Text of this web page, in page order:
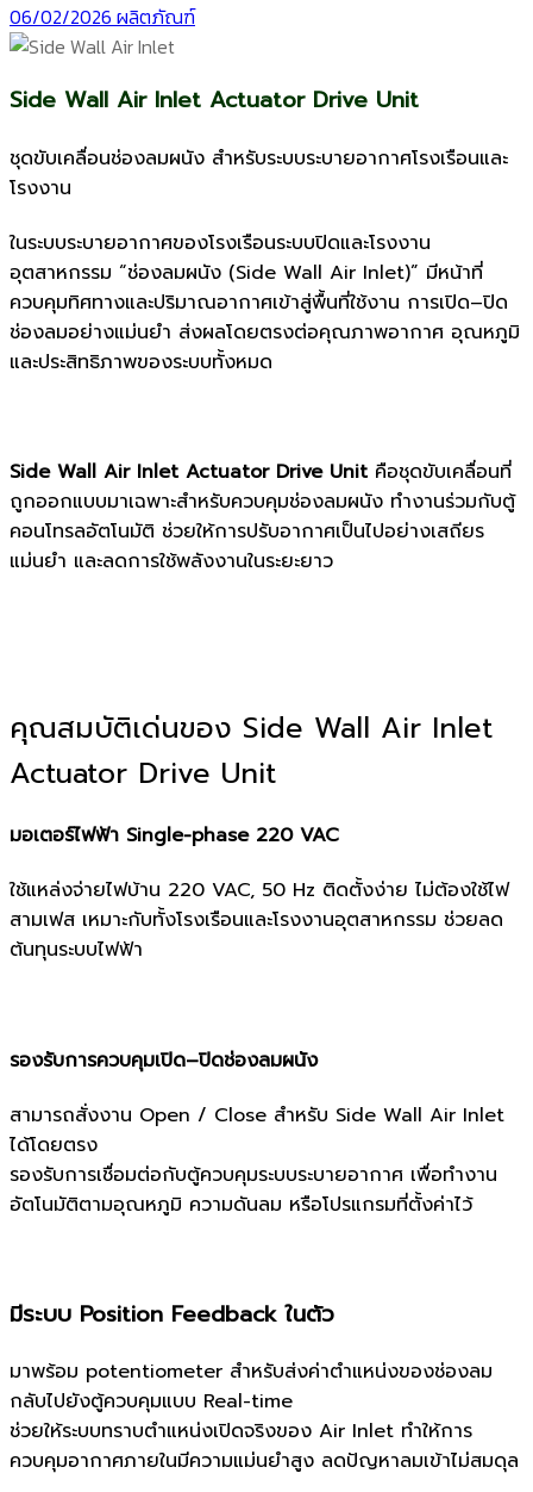
06/02/2026 ผลิตภัณฑ์
Side Wall Air Inlet Actuator Drive Unit
ชุดขับเคลื่อนช่องลมผนัง สำหรับระบบระบายอากาศโรงเรือนและ
โรงงาน
ในระบบระบายอากาศของโรงเรือนระบบปิดและโรงงาน
อุตสาหกรรม “ช่องลมผนัง (Side Wall Air Inlet)” มีหน้าที่
ควบคุมทิศทางและปริมาณอากาศเข้าสู่พื้นที่ใช้งาน การเปิด–ปิด
ช่องลมอย่างแม่นยำ ส่งผลโดยตรงต่อคุณภาพอากาศ อุณหภูมิ
และประสิทธิภาพของระบบทั้งหมด
Side Wall Air Inlet Actuator Drive Unit คือชุดขับเคลื่อนที่
ถูกออกแบบมาเฉพาะสำหรับควบคุมช่องลมผนัง ทำงานร่วมกับตู้
คอนโทรลอัตโนมัติ ช่วยให้การปรับอากาศเป็นไปอย่างเสถียร
แม่นยำ และลดการใช้พลังงานในระยะยาว
คุณสมบัติเด่นของ Side Wall Air Inlet
Actuator Drive Unit
มอเตอร์ไฟฟ้า Single-phase 220 VAC
ใช้แหล่งจ่ายไฟบ้าน 220 VAC, 50 Hz ติดตั้งง่าย ไม่ต้องใช้ไฟ
สามเฟส เหมาะกับทั้งโรงเรือนและโรงงานอุตสาหกรรม ช่วยลด
ต้นทุนระบบไฟฟ้า
รองรับการควบคุมเปิด–ปิดช่องลมผนัง
สามารถสั่งงาน Open / Close สำหรับ Side Wall Air Inlet
ได้โดยตรง
รองรับการเชื่อมต่อกับตู้ควบคุมระบบระบายอากาศ เพื่อทำงาน
อัตโนมัติตามอุณหภูมิ ความดันลม หรือโปรแกรมที่ตั้งค่าไว้
มีระบบ Position Feedback ในตัว
มาพร้อม potentiometer สำหรับส่งค่าตำแหน่งของช่องลม
กลับไปยังตู้ควบคุมแบบ Real-time
ช่วยให้ระบบทราบตำแหน่งเปิดจริงของ Air Inlet ทำให้การ
ควบคุมอากาศภายในมีความแม่นยำสูง ลดปัญหาลมเข้าไม่สมดุล